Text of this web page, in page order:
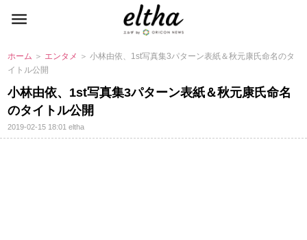
ホーム ＞ エンタメ ＞ 小林由依、1st写真集3パターン表紙＆秋元康氏命名のタ
イトル公開
小林由依、1st写真集3パターン表紙＆秋元康氏命名
のタイトル公開
2019-02-15 18:01eltha